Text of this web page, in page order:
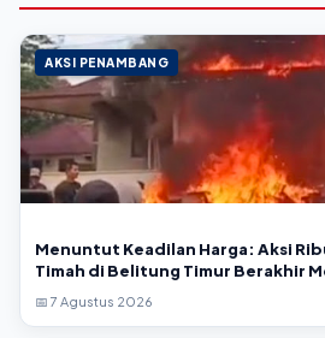
AKSI PENAMBANG
Menuntut Keadilan Harga: Aksi
Timah di Belitung
📅 7 Agustus 2026